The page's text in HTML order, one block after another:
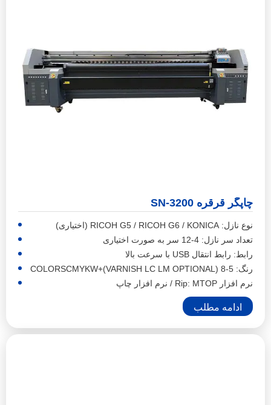
چاپگر قرقره SN-3200
نوع نازل: RICOH G5 / RICOH G6 / KONICA (اختیاری)
تعداد سر نازل: 4-12 سر به صورت اختیاری
رابط: رابط انتقال USB با سرعت بالا
رنگ: 5-8 COLORSCMYKW+(VARNISH LC LM OPTIONAL)
نرم افزار Rip: MTOP / نرم افزار چاپ
ادامه مطلب